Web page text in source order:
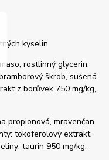
kyselin
rostlinný glycerin,
škrob, sušená
z borůvek 750 mg/kg,
propionová, mravenčan
tokoferolový extrakt.
taurin 950 mg/kg.